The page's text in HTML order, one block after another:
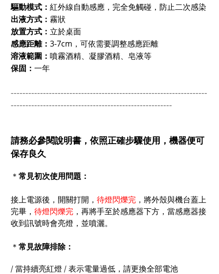
驅動模式： 紅外線自動感應，完全免觸碰，防止二次感染
出液方式： 霧狀
放置方式： 立於桌面
感應距離： 3-7cm ， 可依需要調整感應距離
溶液範圍： 噴霧酒精、凝膠酒精、皂液等
保固： 一年
-------------------------------------------------------------------
-------------------------------------------------------
請務必參閱說明書，依照正確步驟使用，機器便可
保存良久
＊ 常見初次使用問題：
接上電源後，開關打開 ， 待燈閃爍完 ， 將外殼與機台蓋上
完畢， 待燈閃爍完 ，再將手至於感應器下方，當感應器接
收到訊號時會亮燈 ，並噴灑。
＊ 常見故障排除：
/ 當持續亮紅燈 / 表示電量過低 ，請更換全部電池